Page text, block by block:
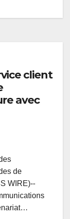
client
avec
de
WIRE)--